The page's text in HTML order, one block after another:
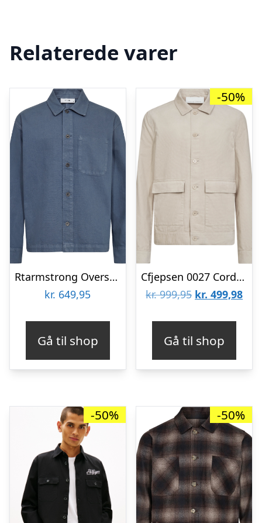
Relaterede varer
Rtarmstrong Overshirt
kr. 649,95
Gå til shop
-50%
Cfjepsen 0027 Corduroy Jacket
kr.999,95 Den
kr. 999,95.
kr. 499,98Den
kr.
Gå til shop
-50% -50%